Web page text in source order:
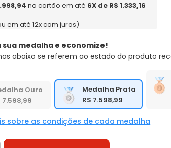
no cartão em até 6X de R$ 1.333,16
em até 12x com juros)
sua medalha e economize!
abaixo se referem ao estado do produto
Ouro
7.598,99
Medalha Prata
R$ 7.598,99
sobre as condições de cada medalha